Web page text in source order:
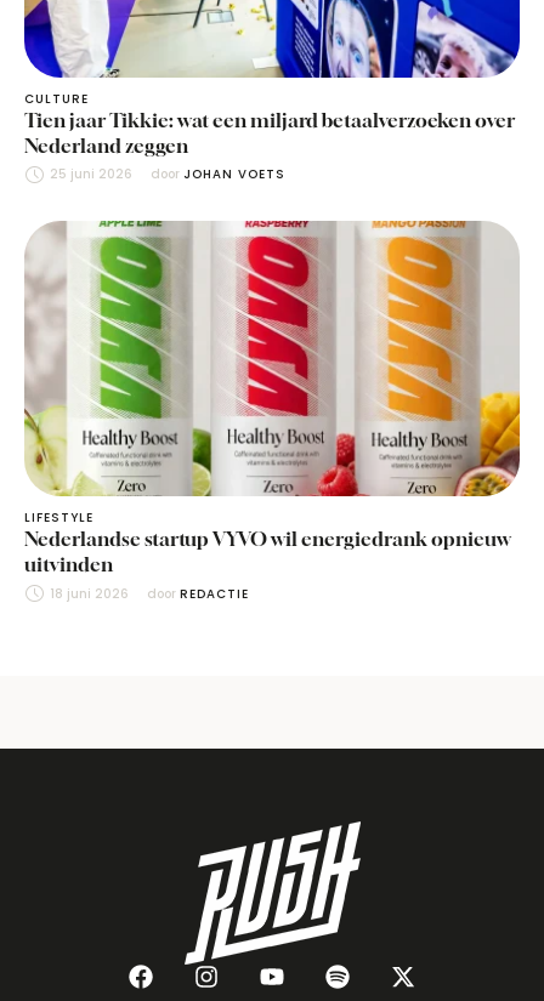
CULTURE
Tien jaar Tikkie: wat een miljard betaalverzoeken over
Nederland zeggen
25 juni 2026 door JOHAN VOETS
LIFESTYLE
Nederlandse startup VYVO wil energiedrank opnieuw
uitvinden
18 juni 2026 door REDACTIE